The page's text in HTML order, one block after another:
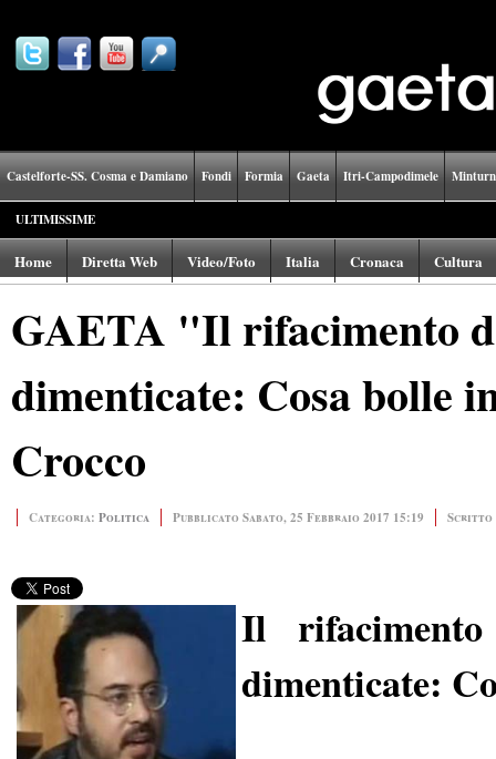
Castelforte-SS. Cosma e Damiano Fondi Formia Gaeta Itri-Campodimele
ULTIMISSIME
Home Diretta Web Video/Foto Italia Cronaca Cultura
GAETA "Il rifacimento
dimenticate: Cosa bolle
Crocco
Categoria: Politica Pubblicato Sabato, 25 Febbraio 2017 15:19 Scritto
Il
dimenticate: